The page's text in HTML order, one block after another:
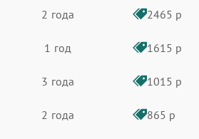
2 года 2465 р
1 год 1615 р
3 года 1015 р
2 года 865 р